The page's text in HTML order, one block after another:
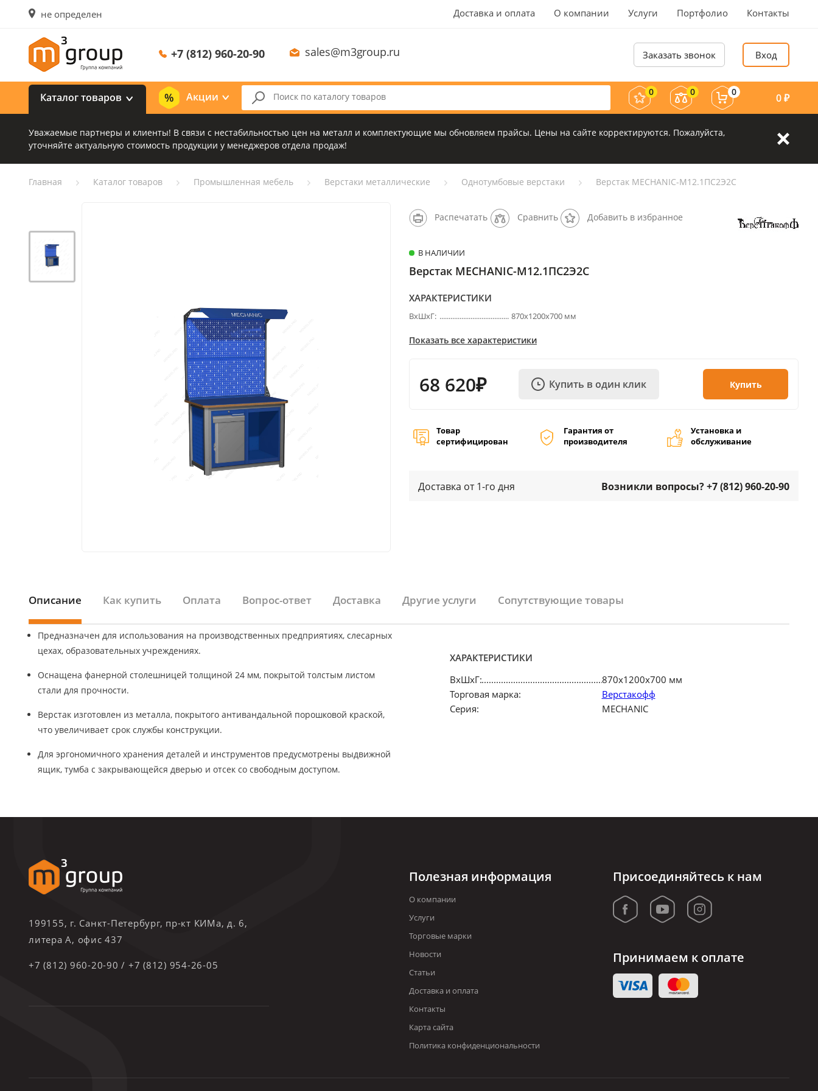
не определен Доставка и оплата О компании Услуги Портфолио Контакты
+7 (812) 960-20-90 sales@m3group.ru Заказать звонок Вход
Каталог товаров Акции 0 0 0 0₽
Уважаемые партнеры и клиенты! В связи с нестабильностью цен на металл и комплектующие мы обновляем прайсы. Цены на сайте корректируются. Пожалуйста,
уточняйте актуальную стоимость продукции у менеджеров отдела продаж!
Главная Каталог товаров Промышленная мебель Верстаки металлические Однотумбовые верстаки Верстак MECHANIC-М12.1ПС2Э2С
Распечатать Сравнить Добавить в избранное
В НАЛИЧИИ
Верстак MECHANIC-М12.1ПС2Э2С
ХАРАКТЕРИСТИКИ
ВхШхГ: 870х1200х700 мм
Показать все характеристики
68 620₽ Купить в один клик Купить
Товар
сертифицирован
Гарантия от
производителя
Установка и
обслуживание
Доставка от 1-го дня Возникли вопросы? +7 (812) 960-20-90
Описание Как купить Оплата Вопрос-ответ Доставка Другие услуги Сопутствующие товары
Предназначен для использования на производственных предприятиях, слесарных
цехах, образовательных учреждениях.
Оснащена фанерной столешницей толщиной 24 мм, покрытой толстым листом
стали для прочности.
Верстак изготовлен из металла, покрытого антивандальной порошковой краской,
что увеличивает срок службы конструкции.
Для эргономичного хранения деталей и инструментов предусмотрены выдвижной
ящик, тумба с закрывающейся дверью и отсек со свободным доступом.
ХАРАКТЕРИСТИКИ
ВхШхГ:
870х1200х700 мм
Торговая марка:
Верстакофф
Серия:
MECHANIC
199155, г. Санкт-Петербург, пр-кт КИМа, д. 6,
литера А, офис 437
+7 (812) 960-20-90 / +7 (812) 954-26-05
Полезная информация
О компании
Услуги
Торговые марки
Новости
Статьи
Доставка и оплата
Контакты
Карта сайта
Политика конфиденциональности
Присоединяйтесь к нам
Принимаем к оплате